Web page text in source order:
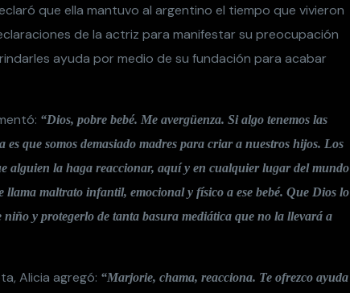
que ella mantuvo al argentino el tiempo que vivieron
de la actriz para manifestar su preocupación
ayuda por medio de su fundación para acabar
“Dios, pobre bebé. Me avergüenza. Si algo tenemos las
es que somos demasiado madres para criar a nuestros hijos. Los
alguien la haga reaccionar, aquí y en cualquier lugar del mundo
llama maltrato infantil, emocional y físico a ese bebé. Que Dios lo
y protegerlo de tanta basura mediática que no la llevará a
Alicia agregó: “Marjorie, chama, reacciona. Te ofrezco ayuda